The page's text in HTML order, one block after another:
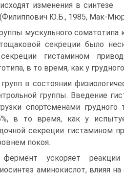
изменения в синтезе
Ю.Б., 1985, Мак-
мускульного сома­тотипа
секреции было
секре­ции гистамином
в то время, как у
в состоянии
группы. Введение
спортсменами
в то время, как у
секреции гистамином
покоя.
фермент ускоряет
аминокислот, влияя